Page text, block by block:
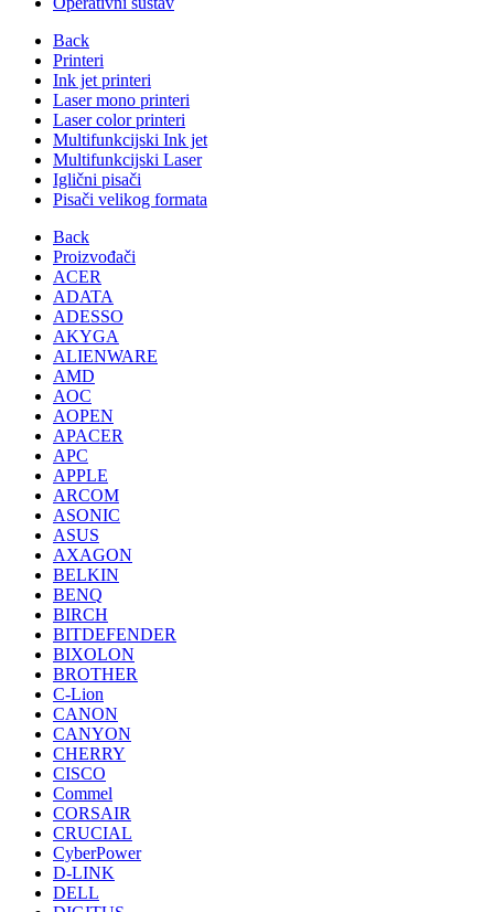
Back
Printeri
Ink jet printeri
Laser mono printeri
Laser color printeri
Multifunkcijski Ink jet
Multifunkcijski Laser
Iglični pisači
Pisači velikog formata
Back
Proizvođači
ACER
ADATA
ADESSO
AKYGA
ALIENWARE
AMD
AOC
AOPEN
APACER
APC
APPLE
ARCOM
ASONIC
ASUS
AXAGON
BELKIN
BENQ
BIRCH
BITDEFENDER
BIXOLON
BROTHER
C-Lion
CANON
CANYON
CHERRY
CISCO
Commel
CORSAIR
CRUCIAL
CyberPower
D-LINK
DELL